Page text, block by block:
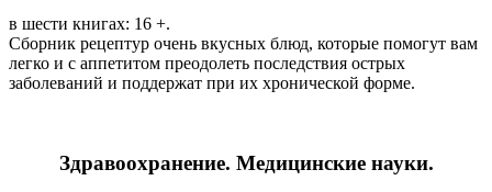
в шести книгах: 16 +.
Сборник рецептур очень вкусных блюд, которые помогут вам
легко и с аппетитом преодолеть последствия острых
заболеваний и поддержат при их хронической форме.
Здравоохранение. Медицинские науки.